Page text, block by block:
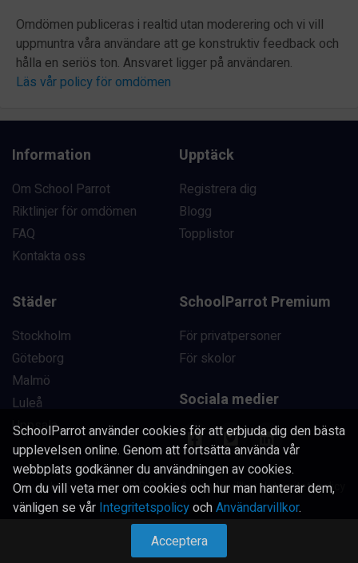
Omdömen publiceras i realtid utan moderering och vi vill
uppmuntra våra användare att ge konstruktiv feedback och
hålla en seriös ton. Ansvaret ligger på användaren.
Läs vår policy för omdömen
Information
Om School Parrot
Riktlinjer för omdömen
FAQ
Kontakta oss
Upptäck
Registrera dig
Blogg
Topplistor
Städer
Stockholm
Göteborg
Malmö
Luleå
Uppsala
SchoolParrot Premium
För privatpersoner
För skolor
Sociala medier
Copyright SchoolParrot AB 2023|Användarvillkor|Integritetspolicy
SchoolParrot använder cookies för att erbjuda dig den bästa
upplevelsen online. Genom att fortsätta använda vår
webbplats godkänner du användningen av cookies.
Om du vill veta mer om cookies och hur man hanterar dem,
vänligen se vår IntegritetspolicyochAnvändarvillkor.
Acceptera